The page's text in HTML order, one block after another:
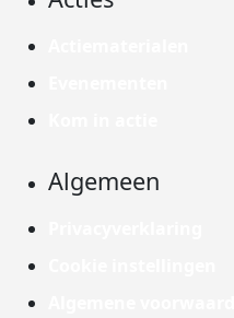
Algemeen